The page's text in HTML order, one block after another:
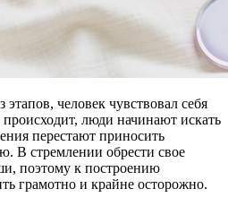
человек чувствовал себя
люди начинают искать
перестают приносить
В стремлении обрести свое
поэтому к построению
грамотно и крайне осторожно.